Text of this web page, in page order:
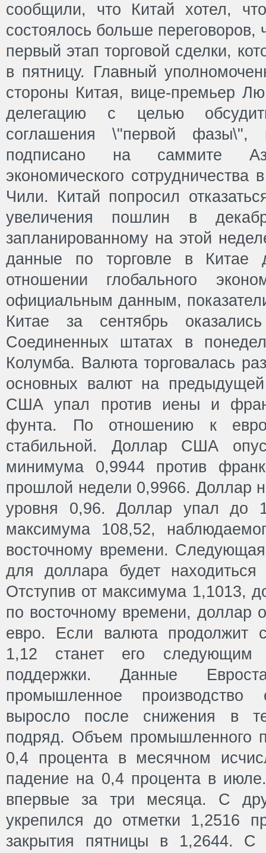
сообщили, что Китай хотел,
состоялось больше переговоров,
первый этап торговой сделки,
в пятницу. Главный
стороны Китая, вице-премьер
делегацию с целью
соглашения \"первой фазы\",
подписано на саммите
экономического
Чили. Китай попросил
увеличения пошлин в
запланированному на этой
данные по торговле в Китае
отношении глобального
официальным данным,
Китае за сентябрь
Соединенных штатах в
Колумба. Валюта торговалась
основных валют на
США упал против иены и
фунта. По отношению к евро
стабильной. Доллар США
минимума 0,9944 против
прошлой недели 0,9966. Доллар
уровня 0,96. Доллар упал до
максимума 108,52,
восточному времени.
для доллара будет
Отступив от максимума 1,1013,
по восточному времени, доллар
евро. Если валюта продолжит
1,12 станет его следующим
поддержки. Данные
промышленное
выросло после снижения в
подряд. Объем промышленного
0,4 процента в месячном
падение на 0,4 процента в
впервые за три месяца. С
укрепился до отметки 1,2516
закрытия пятницы в 1,2644. С